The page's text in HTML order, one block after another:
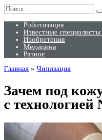
Перейти
к
содержанию
Search
for:
Роботизация
Известные
Изобретения
Медицина
Разное
Главная » Чипизация
Зачем под
с технологией